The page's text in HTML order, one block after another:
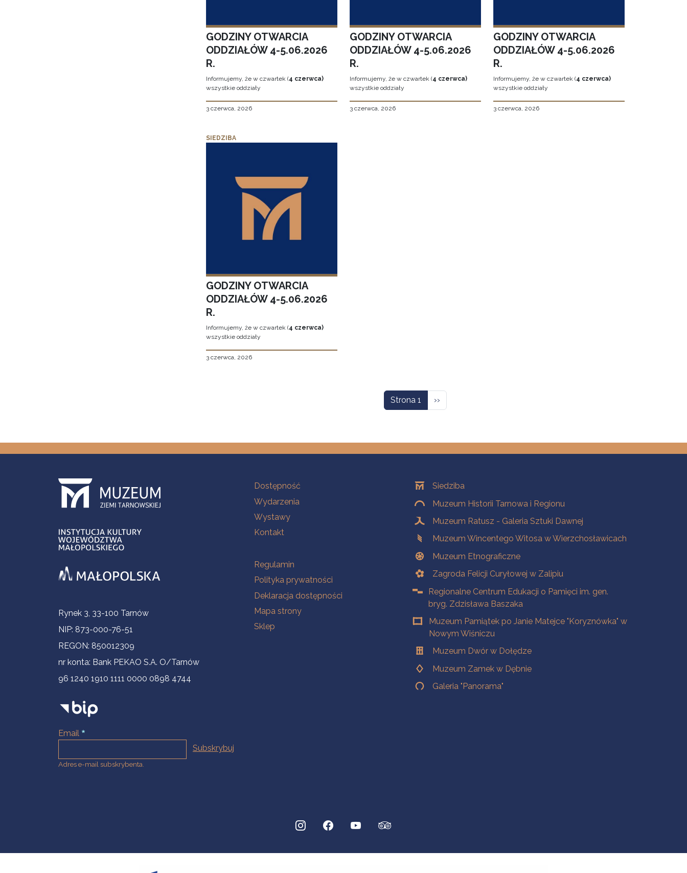
GODZINY OTWARCIA
ODDZIAŁÓW 4-5.06.2026
R.
Informujemy, że w czwartek (4 czerwca)
wszystkie oddziały
3 czerwca, 2026
GODZINY OTWARCIA
ODDZIAŁÓW 4-5.06.2026
R.
Informujemy, że w czwartek (4 czerwca)
wszystkie oddziały
3 czerwca, 2026
GODZINY OTWARCIA
ODDZIAŁÓW 4-5.06.2026
R.
Informujemy, że w czwartek (4 czerwca)
wszystkie oddziały
3 czerwca, 2026
SIEDZIBA
GODZINY OTWARCIA
ODDZIAŁÓW 4-5.06.2026
R.
Informujemy, że w czwartek (4 czerwca)
wszystkie oddziały
3 czerwca, 2026
Strona 1 Następna strona
››
Informacje kontaktowe
Rynek 3, 33-100 Tarnów
NIP: 873-000-76-51
REGON: 850012309
nr konta: Bank PEKAO S.A. O/Tarnów
96 1240 1910 1111 0000 0898 4744
Email
Adres e-mail subskrybenta.
Na skróty
Dostępność
Wydarzenia
Wystawy
Kontakt
Na skróty
Regulamin
Polityka prywatności
Deklaracja dostępności
Mapa strony
Sklep
OddziałySiedziba
Muzeum Historii Tarnowa i Regionu
Muzeum Ratusz - Galeria Sztuki Dawnej
Muzeum Wincentego Witosa w Wierzchosławicach
Muzeum Etnograficzne
Zagroda Felicji Curyłowej w Zalipiu
Regionalne Centrum Edukacji o Pamięci im. gen.
bryg. Zdzisława Baszaka
Muzeum Pamiątek po Janie Matejce "Koryznówka" w
Nowym Wiśniczu
Muzeum Dwór w Dołędze
Muzeum Zamek w Dębnie
Galeria "Panorama"